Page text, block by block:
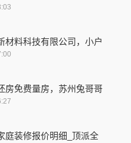
材料科技有限公司，小户
房免费量房，苏州兔哥哥
庭装修报价明细_顶派全